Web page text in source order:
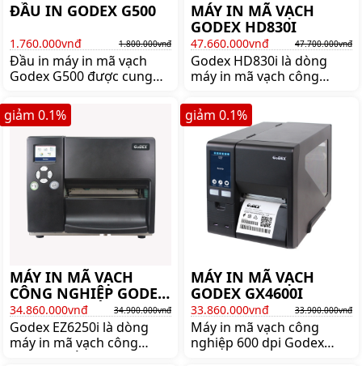
ĐẦU IN GODEX G500
1.760.000vnđ 1.800.000vnđ
Đầu in máy in mã vạch
Godex G500 được cung
bảo chính hãng, mới
100%. Mua đầu in Godex
G500 chính hãng giá tốt
lên ngay shoppos.vn
MÁY IN MÃ VẠCH
GODEX HD830I
47.660.000vnđ 47.700.000vnđ
Godex HD830i là dòng
máy in mã vạch công
MÁY IN MÃ VẠCH
CÔNG NGHIỆP GODEX
EZ6250i
34.860.000vnđ 34.900.000vnđ
Godex EZ6250i là dòng
máy in mã vạch công
giảm 0.1%
MÁY IN MÃ VẠCH
GODEX GX4600I
33.860.000vnđ 33.900.000vnđ
Máy in mã vạch công
nghiệp 600 dpi Godex
giảm 0.1%